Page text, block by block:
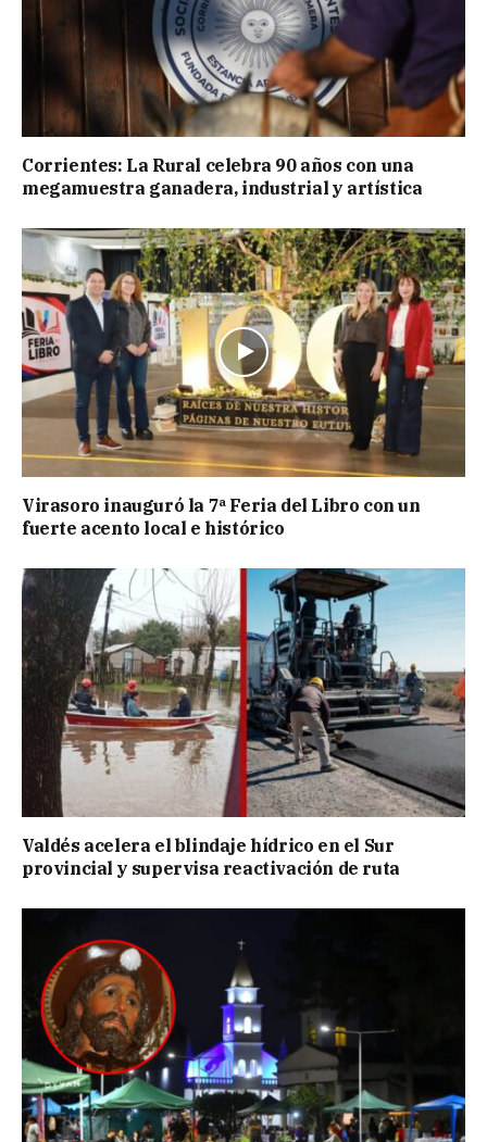
Corrientes: La Rural celebra 90 años con una
megamuestra ganadera, industrial y artística
Virasoro inauguró la 7ª Feria del Libro con un
fuerte acento local e histórico
Valdés acelera el blindaje hídrico en el Sur
provincial y supervisa reactivación de ruta